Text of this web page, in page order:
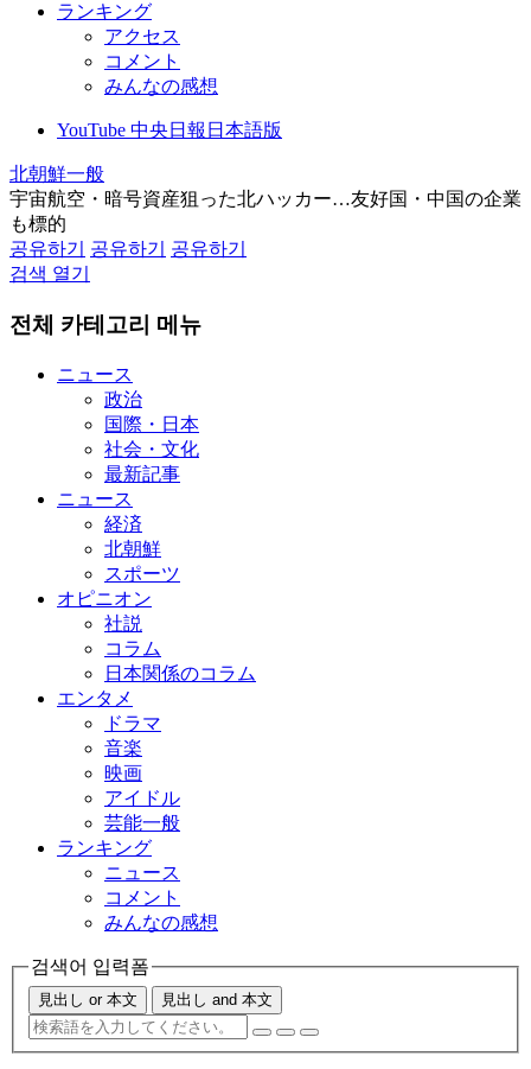
ランキング
アクセス
コメント
みんなの感想
YouTube 中央日報日本語版
北朝鮮一般
宇宙航空・暗号資産狙った北ハッカー…友好国・中国の企業
も標的
공유하기
공유하기
공유하기
검색 열기
전체 카테고리 메뉴
ニュース
政治
国際・日本
社会・文化
最新記事
ニュース
経済
北朝鮮
スポーツ
オピニオン
社説
コラム
日本関係のコラム
エンタメ
ドラマ
音楽
映画
アイドル
芸能一般
ランキング
ニュース
コメント
みんなの感想
검색어 입력폼
見出し or 本文 見出し and 本文